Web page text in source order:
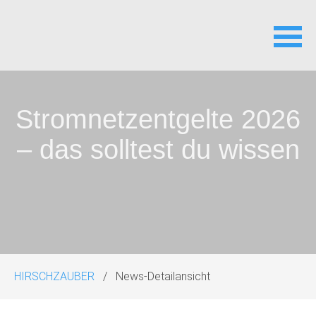
Stromnetzentgelte 2026
– das solltest du wissen
HIRSCHZAUBER News-Detailansicht